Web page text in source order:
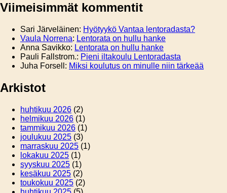
Viimeisimmät kommentit
Sari Järveläinen: Hyötyykö Vantaa lentoradasta?
Vaula Norrena: Lentorata on hullu hanke
Anna Savikko: Lentorata on hullu hanke
Pauli Fallstrom.: Pieni iltakoulu Lentoradasta
Juha Forsell : Miksi koulutus on minulle niin tärkeää
Arkistot
huhtikuu 2026 (2)
helmikuu 2026 (1)
tammikuu 2026 (1)
joulukuu 2025 (3)
marraskuu 2025 (1)
lokakuu 2025 (1)
syyskuu 2025 (1)
kesäkuu 2025 (2)
toukokuu 2025 (2)